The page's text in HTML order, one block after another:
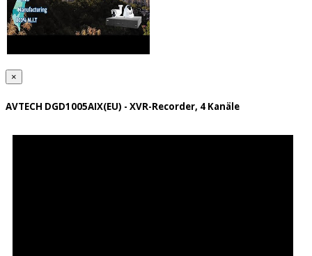
×
AVTECH DGD1005AIX(EU) - XVR-Recorder, 4 Kanäle